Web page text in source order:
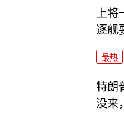
上
逐舰
最热
特朗
没来